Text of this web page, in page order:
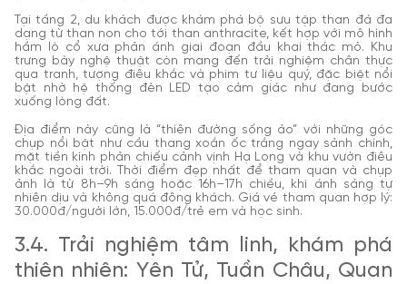
Tại tầng 2, du khách được khám phá bộ sưu tập than đá đa
dạng từ than non cho tới than anthracite, kết hợp với mô hình
hầm lò cổ xưa phản ánh giai đoạn đầu khai thác mỏ. Khu
trưng bày nghệ thuật còn mang đến trải nghiệm chân thực
qua tranh, tượng điêu khắc và phim tư liệu quý, đặc biệt nổi
bật nhờ hệ thống đèn LED tạo cảm giác như đang bước
xuống lòng đất.
Địa điểm này cũng là “thiên đường sống ảo” với những góc
chụp nổi bật như cầu thang xoắn ốc trắng ngay sảnh chính,
mặt tiền kính phản chiếu cảnh vịnh Hạ Long và khu vườn điêu
khắc ngoài trời. Thời điểm đẹp nhất để tham quan và chụp
ảnh là từ 8h–9h sáng hoặc 16h–17h chiều, khi ánh sáng tự
nhiên dịu và không quá đông khách. Giá vé tham quan hợp lý:
30.000đ/người lớn, 15.000đ/trẻ em và học sinh.
3.4. Trải nghiệm tâm linh, khám phá
thiên nhiên: Yên Tử, Tuần Châu, Quan